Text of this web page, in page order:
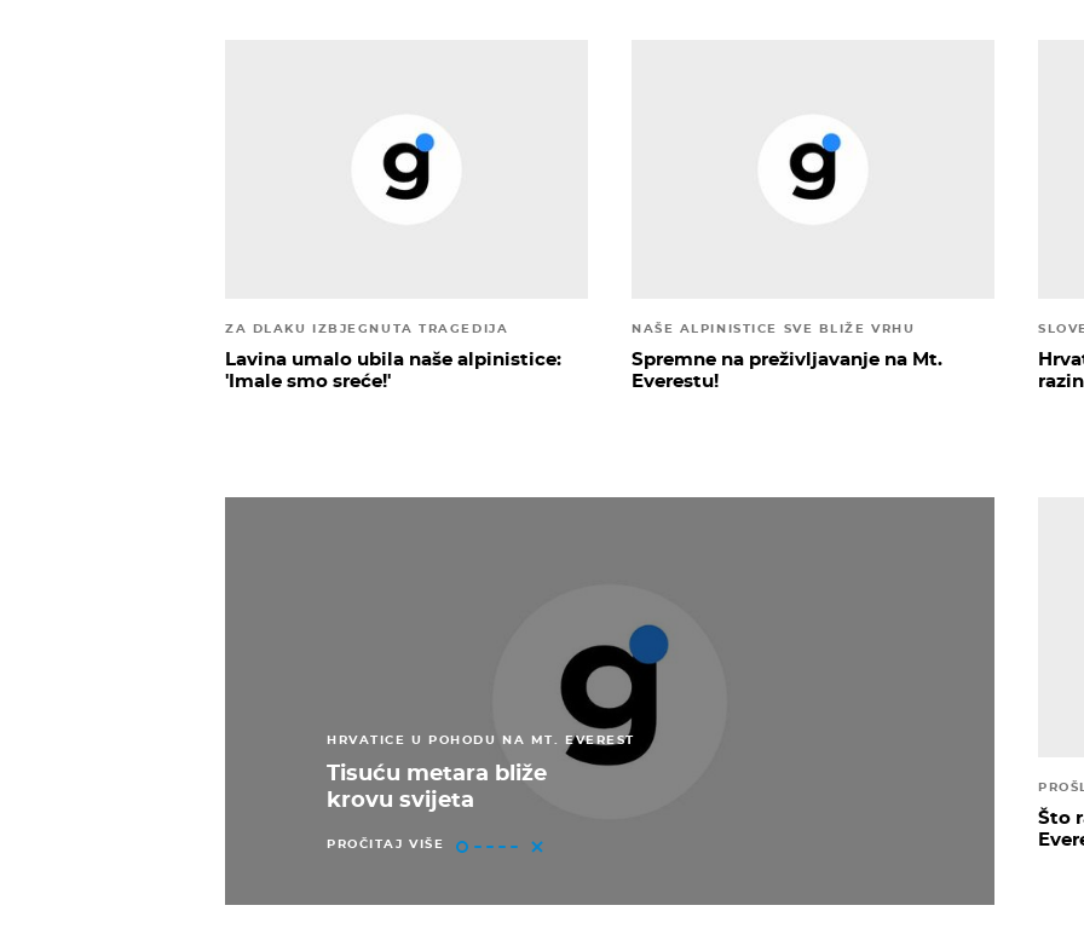
ZA DLAKU IZBJEGNUTA TRAGEDIJA
Lavina umalo ubila naše alpinistice:
'Imale smo sreće!'
NAŠE ALPINISTICE SVE BLIŽE VRHU
Spremne na preživljavanje na Mt.
Everestu!
HRVATICE U POHODU NA MT. EVEREST
Tisuću metara bliže
krovu svijeta
PROČITAJ VIŠE
Što